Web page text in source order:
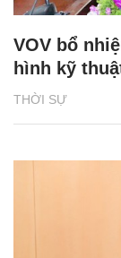
THỜI SỰ
VOV bổ
hình kỹ